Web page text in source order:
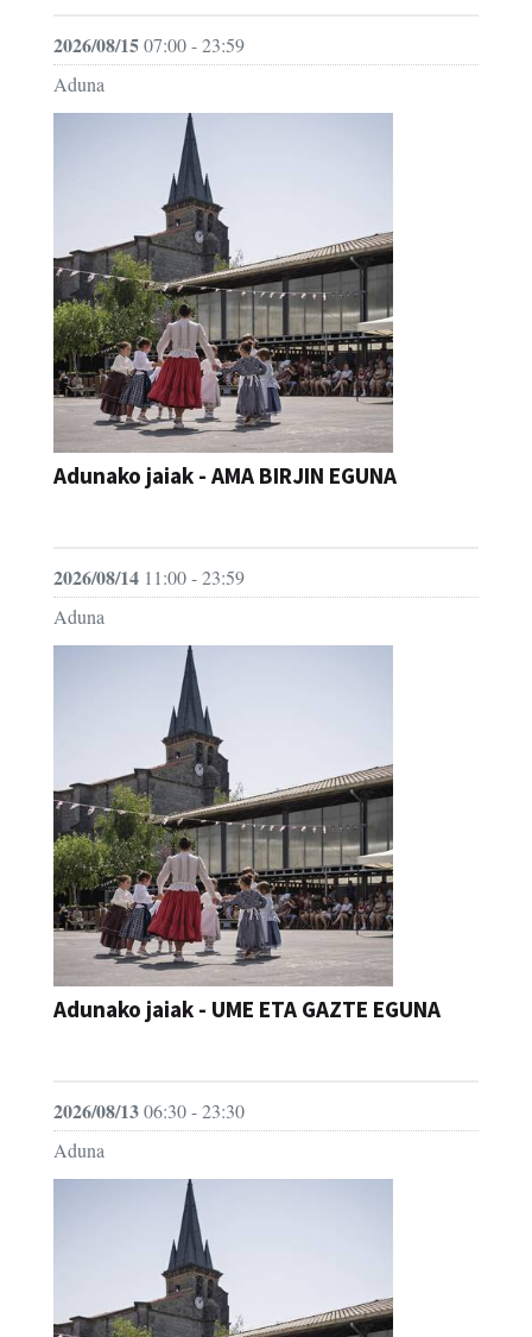
2026/08/1507:00 - 23:59
Aduna
Adunako jaiak - AMA BIRJIN EGUNA
2026/08/14 11:00 - 23:59
Aduna
Adunako jaiak - UME ETA GAZTE EGUNA
2026/08/1306:30 - 23:30
Aduna